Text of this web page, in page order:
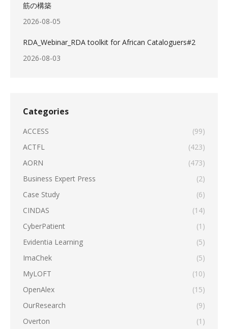
筋の構築
2026-08-05
RDA_Webinar_RDA toolkit for African Cataloguers#2
2026-08-03
Categories
ACCESS
(99)
ACTFL
(423)
AORN
(473)
Business Expert Press
(2)
Case Study
(6)
CINDAS
(14)
CyberPatient
(1)
Evidentia Learning
(5)
ImaChek
(5)
MyLOFT
(10)
OpenAlex
(15)
OurResearch
(9)
Overton
(1)